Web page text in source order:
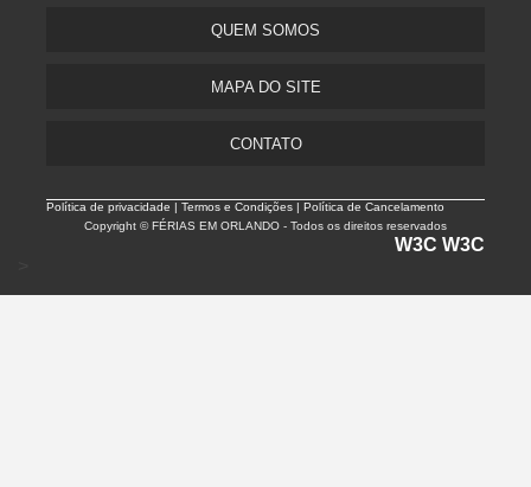
QUEM SOMOS
MAPA DO SITE
CONTATO
Política de privacidade |Termos e Condições | Política de Cancelamento
Copyright © FÉRIAS EM ORLANDO - Todos os direitos reservados
W3C W3C